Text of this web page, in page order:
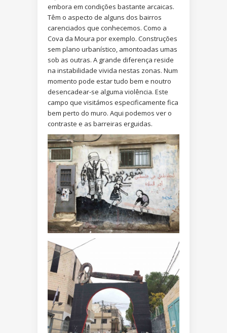
embora em condições bastante arcaicas.
Têm o aspecto de alguns dos bairros
carenciados que conhecemos. Como a
Cova da Moura por exemplo. Construções
sem plano urbanístico, amontoadas umas
sob as outras. A grande diferença reside
na instabilidade vivida nestas zonas. Num
momento pode estar tudo bem e noutro
desencadear-se alguma violência. Este
campo que visitámos especificamente fica
bem perto do muro. Aqui podemos ver o
contraste e as barreiras erguidas.